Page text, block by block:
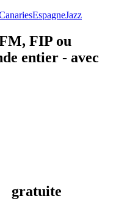
EspagneJazz
FIP ou
entier - avec
gratuite